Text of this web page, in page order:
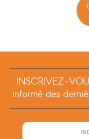
INSCRIVEZ-
informé des